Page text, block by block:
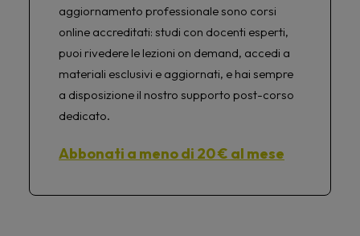
aggiornamento professionale sono corsi
online accreditati: studi con docenti esperti,
puoi rivedere le lezioni on demand, accedi a
materiali esclusivi e aggiornati, e hai sempre
a disposizione il nostro supporto post-corso
dedicato.
Abbonati a meno di 20 € al mese